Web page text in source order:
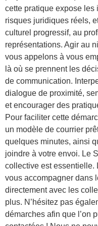
cette pratique expose
risques juridiques réels,
culturel progressif, au
représentations. Agir au
vous appelons à vous
là où se prennent les
de communication.
dialogue de proximité,
et encourager des
Pour faciliter cette
un modèle de courrier
quelques minutes, ainsi
joindre à votre envoi. Le
collective est essentielle.
vous accompagner dans
directement avec les
plus. N’hésitez pas
démarches afin que l’on